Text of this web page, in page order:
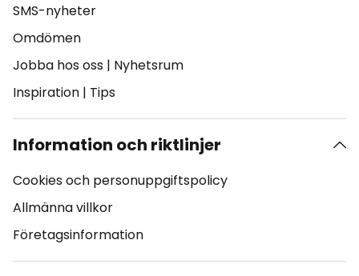
SMS-nyheter
Omdömen
Jobba hos oss | Nyhetsrum
Inspiration | Tips
Information och riktlinjer
Cookies och personuppgiftspolicy
Allmänna villkor
Företagsinformation